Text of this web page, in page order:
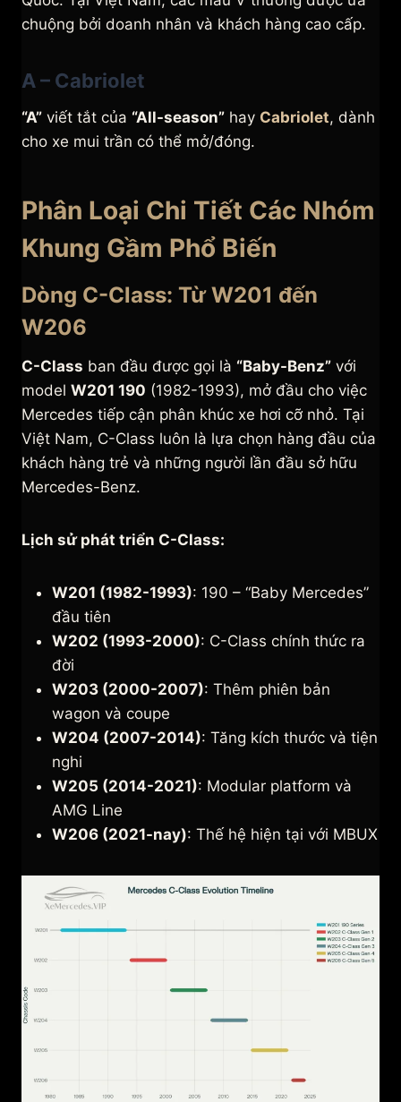
chuộng bởi doanh nhân và khách hàng cao cấp.
A – Cabriolet
“A” viết tắt của “All-season” hay Cabriolet, dành
cho xe mui trần có thể mở/đóng.
Phân Loại Chi Tiết Các Nhóm
Khung Gầm Phổ Biến
Dòng C-Class: Từ W201 đến
W206
C-Class ban đầu được gọi là “Baby-Benz” với
model W201 190 (1982-1993), mở đầu cho việc
Mercedes tiếp cận phân khúc xe hơi cỡ nhỏ. Tại
Việt Nam, C-Class luôn là lựa chọn hàng đầu của
khách hàng trẻ và những người lần đầu sở hữu
Mercedes-Benz.
Lịch sử phát triển C-Class:
W201 (1982-1993): 190 – “Baby Mercedes”
đầu tiên
W202 (1993-2000): C-Class chính thức ra
đời
W203 (2000-2007): Thêm phiên bản
wagon và coupe
W204 (2007-2014): Tăng kích thước và tiện
nghi
W205 (2014-2021): Modular platform và
AMG Line
W206 (2021-nay): Thế hệ hiện tại với MBUX